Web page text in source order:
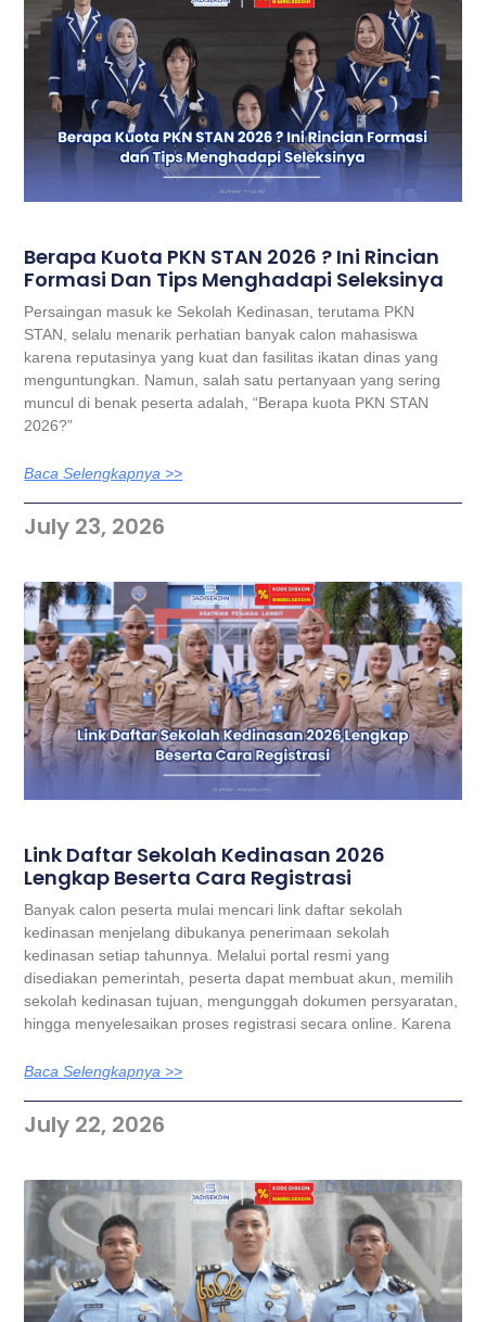
Berapa Kuota PKN STAN 2026 ? Ini Rincian
Formasi Dan Tips Menghadapi Seleksinya
Persaingan masuk ke Sekolah Kedinasan, terutama PKN
STAN, selalu menarik perhatian banyak calon mahasiswa
karena reputasinya yang kuat dan fasilitas ikatan dinas yang
menguntungkan. Namun, salah satu pertanyaan yang sering
muncul di benak peserta adalah, “Berapa kuota PKN STAN
2026?”
Baca Selengkapnya >>
July 23, 2026
Link Daftar Sekolah Kedinasan 2026
Lengkap Beserta Cara Registrasi
Banyak calon peserta mulai mencari link daftar sekolah
kedinasan menjelang dibukanya penerimaan sekolah
kedinasan setiap tahunnya. Melalui portal resmi yang
disediakan pemerintah, peserta dapat membuat akun, memilih
sekolah kedinasan tujuan, mengunggah dokumen persyaratan,
hingga menyelesaikan proses registrasi secara online. Karena
Baca Selengkapnya >>
July 22, 2026